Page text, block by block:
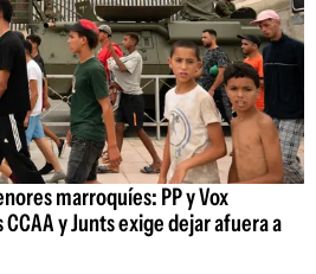
marroquíes: PP y Vox
y Junts exige dejar afuera a